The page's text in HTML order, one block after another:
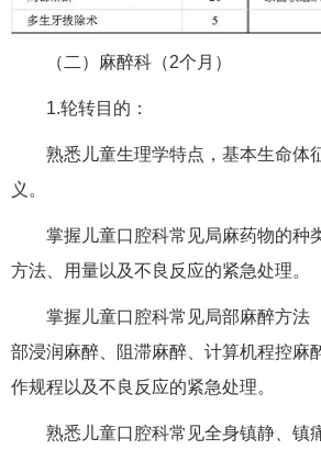
（二）麻醉科（2个月）
1.轮转目的：
熟悉儿童生理学特点，基本生命体
义。
掌握儿童口腔科常见局麻药物的种
方法、用量以及不良反应的紧急处理。
掌握儿童口腔科常见局部麻醉方法
部浸润麻醉、阻滞麻醉、计算机程控麻
作规程以及不良反应的紧急处理。
熟悉儿童口腔科常见全身镇静、镇